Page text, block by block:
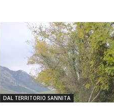
DAL TERRITORIO SANNITA